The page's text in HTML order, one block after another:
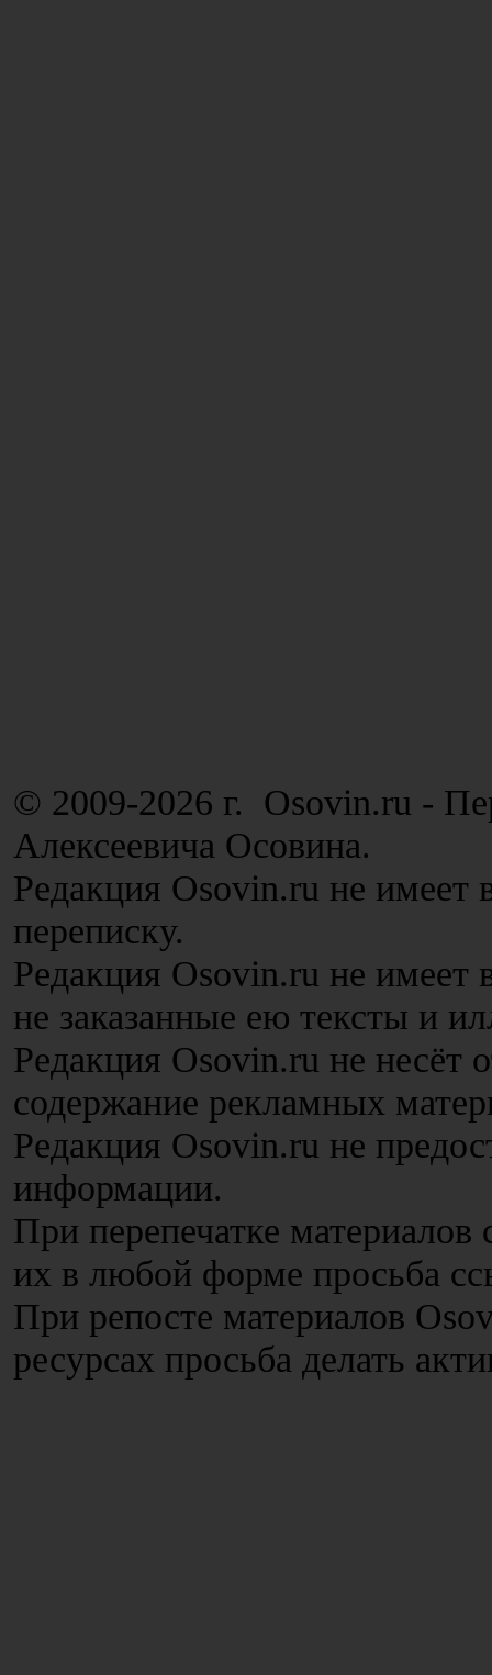
© 2009-2026 г. Osovin.ru -
Алексеевича Осовина.
Редакция Osovin.ru не имеет
переписку.
Редакция Osovin.ru не имеет
не заказанные ею тексты и
Редакция Osovin.ru не несёт
содержание рекламных
Редакция Osovin.ru не
информации.
При перепечатке
их в любой форме просьба
При репосте материалов
ресурсах просьба делать